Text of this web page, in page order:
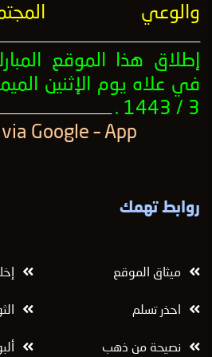
والوعي
إطلاق هذا الموقع
3 / 1443 .
روابط تهمك
ميثاق الموقع
احذر تسلم
نصيحة من ذهب